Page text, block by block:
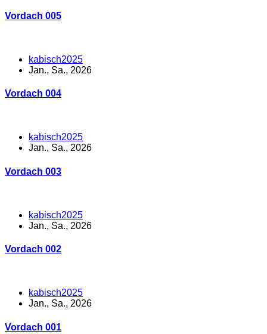
Vordach 005
kabisch2025
Jan., Sa., 2026
Vordach 004
kabisch2025
Jan., Sa., 2026
Vordach 003
kabisch2025
Jan., Sa., 2026
Vordach 002
kabisch2025
Jan., Sa., 2026
Vordach 001